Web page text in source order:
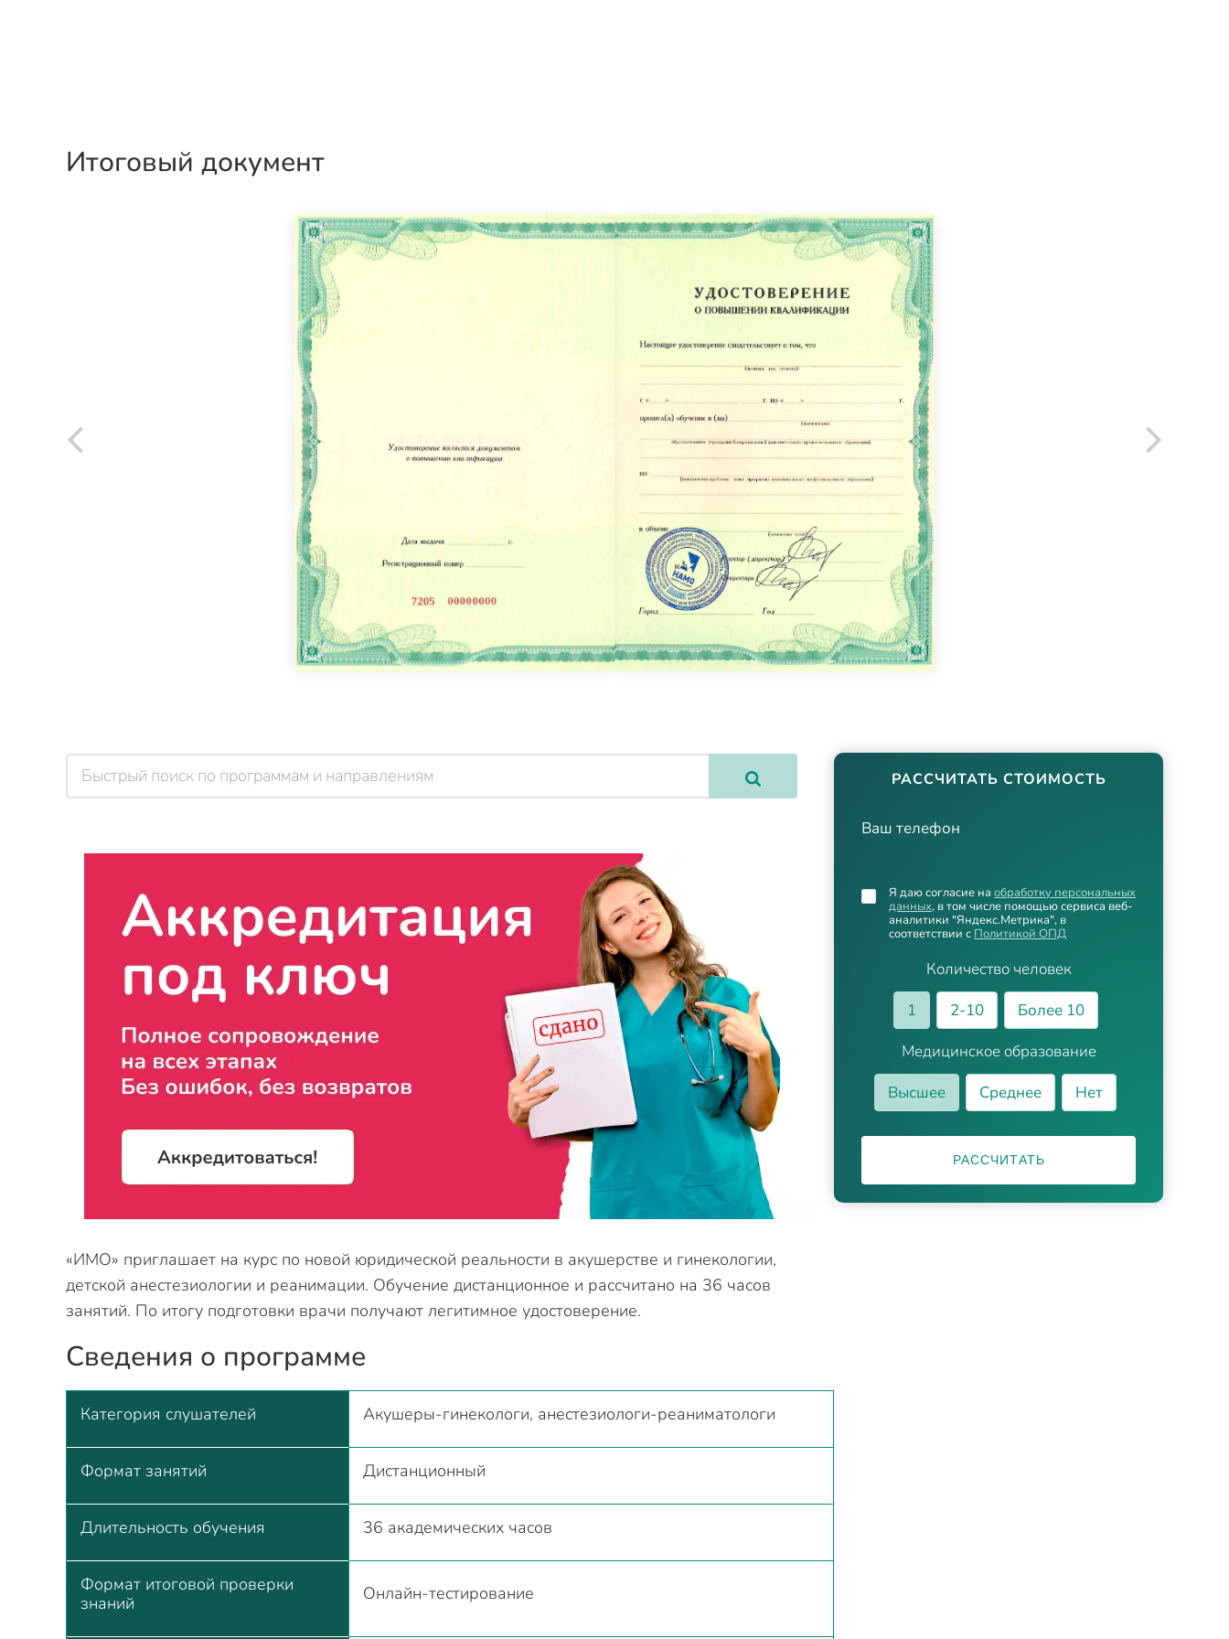
Итоговый документ
РАССЧИТАТЬ СТОИМОСТЬ
Ваш телефон
Количество человек
1
2-10
Более 10
Медицинское образование
Высшее
Среднее Нет
Я даю согласие на обработку персональных
данных, в том числе помощью сервиса веб-
аналитики "Яндекс.Метрика", в
соответствии с Политикой ОПД
РАССЧИТАТЬ
«ИМО» приглашает на курс по новой юридической реальности в акушерстве и гинекологии,
детской анестезиологии и реанимации. Обучение дистанционное и рассчитано на 36 часов
занятий. По итогу подготовки врачи получают легитимное удостоверение.
Сведения о программе
Категория слушателей Акушеры-гинекологи, анестезиологи-реаниматологи
Формат занятий Дистанционный
Длительность обучения 36 академических часов
Формат итоговой проверки
знаний
Онлайн-тестирование